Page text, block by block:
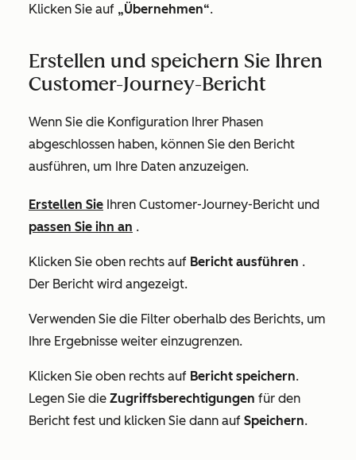
Klicken Sie auf „Übernehmen“.
Erstellen und speichern Sie Ihren
Customer-Journey-Bericht
Wenn Sie die Konfiguration Ihrer Phasen
abgeschlossen haben, können Sie den Bericht
ausführen, um Ihre Daten anzuzeigen.
Erstellen Sie Ihren Customer-Journey-Bericht und
passen Sie ihn an .
Klicken Sie oben rechts auf Bericht ausführen .
Der Bericht wird angezeigt.
Verwenden Sie die Filter oberhalb des Berichts, um
Ihre Ergebnisse weiter einzugrenzen.
Klicken Sie oben rechts auf Bericht speichern.
Legen Sie die Zugriffsberechtigungen für den
Bericht fest und klicken Sie dann auf Speichern.